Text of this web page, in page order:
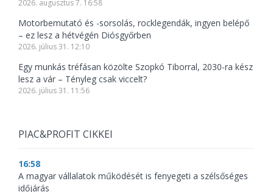
2026. augusztus 7. 16:58
Motorbemutató és -sorsolás, rocklegendák, ingyen belépő
– ez lesz a hétvégén Diósgyőrben
2026. július 31. 12:10
Egy munkás tréfásan közölte Szopkó Tiborral, 2030-ra kész
lesz a vár – Tényleg csak viccelt?
2026. július 31. 11:56
PIAC&PROFIT CIKKEI
16:58
A magyar vállalatok működését is fenyegeti a szélsőséges
időjárás